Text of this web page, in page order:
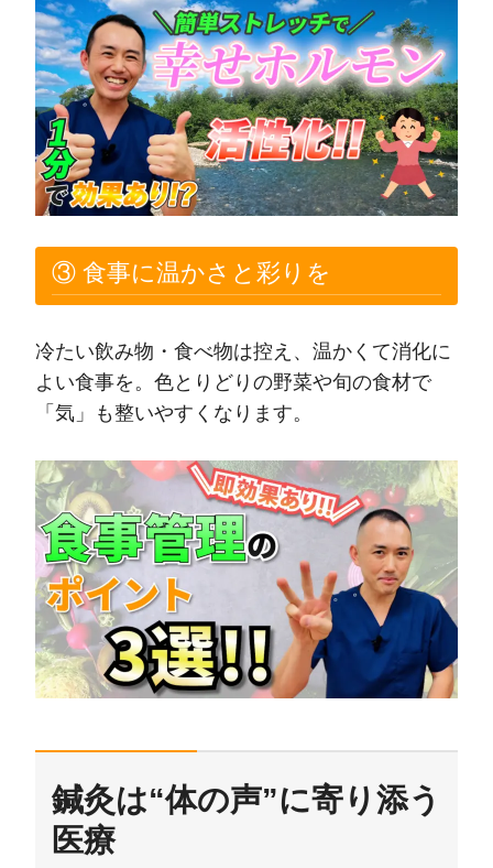
③ 食事に温かさと彩りを
冷たい飲み物・食べ物は控え、温かくて消化に
よい食事を。色とりどりの野菜や旬の食材で
「気」も整いやすくなります。
鍼灸は“体の声”に寄り添う
医療